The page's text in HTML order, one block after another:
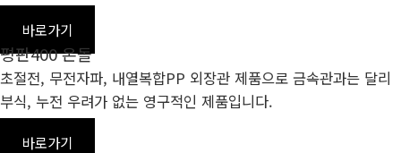
바로가기
평판400 온돌
초절전, 무전자파, 내열복합PP 외장관 제품으로 금속관과는 달리
부식, 누전 우려가 없는 영구적인 제품입니다.
바로가기